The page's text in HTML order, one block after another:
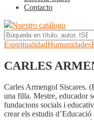
Contacto
Nuestro catálogo
EspiritualidadHumanidades
CARLES
Carles Armengol Siscares.
una filla. Mestre, educador
fundacions socials i
crear els estudis